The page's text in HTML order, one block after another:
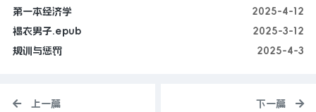
第一本经济学
2025-4-12
褐衣男子.epub
2025-3-12
规训与惩罚
2025-4-3
上一篇
下一篇